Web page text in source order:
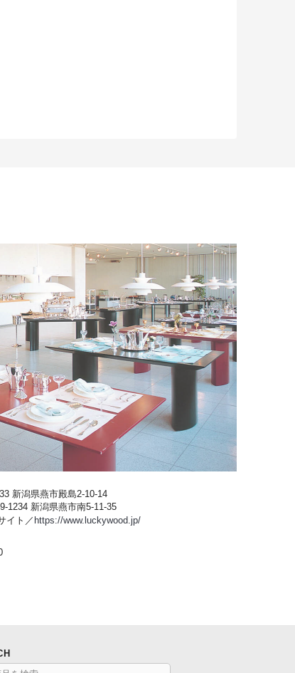
新潟県燕市殿島2-10-14
1234 新潟県燕市南5-11-35
イト／ https://www.luckywood.jp/